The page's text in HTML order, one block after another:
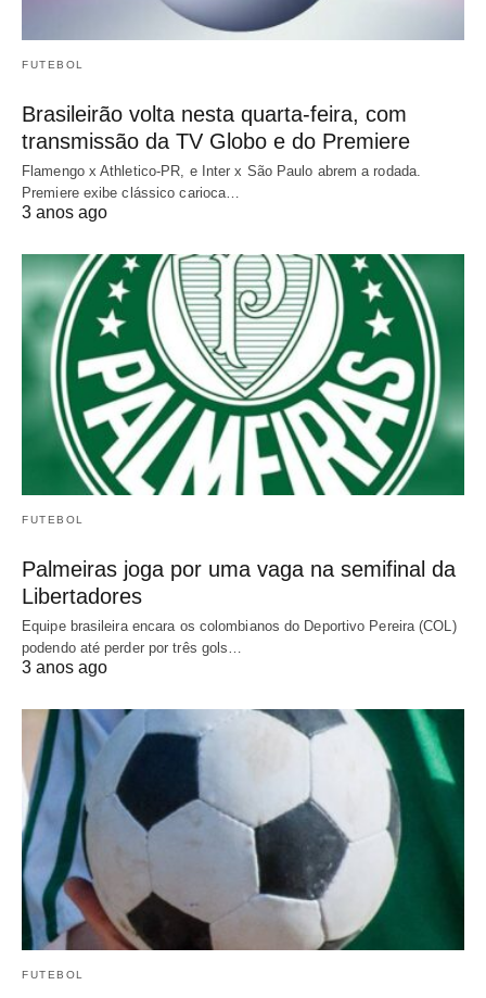
FUTEBOL
Brasileirão volta nesta quarta-feira, com
transmissão da TV Globo e do Premiere
Flamengo x Athletico-PR, e Inter x São Paulo abrem a rodada.
Premiere exibe clássico carioca…
3 anos ago
FUTEBOL
Palmeiras joga por uma vaga na semifinal da
Libertadores
Equipe brasileira encara os colombianos do Deportivo Pereira (COL)
podendo até perder por três gols…
3 anos ago
FUTEBOL